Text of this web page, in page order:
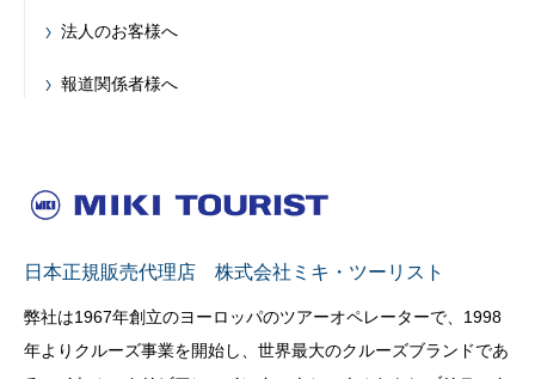
法人のお客様へ
報道関係者様へ
日本正規販売代理店 株式会社ミキ・ツーリスト
弊社は1967年創立のヨーロッパのツアーオペレーターで、1998
年よりクルーズ事業を開始し、世界最大のクルーズブランドであ